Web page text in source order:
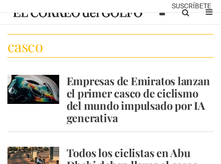
SUSCRÍBETE
casco
Empresas de Emiratos lanzan
el primer casco de ciclismo
del mundo impulsado por IA
generativa
Todos los ciclistas en Abu